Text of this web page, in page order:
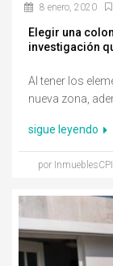
8 enero, 2020
Elegir una
investigación
Al tener los
nueva zona,
sigue leyendo
por InmueblesCPI